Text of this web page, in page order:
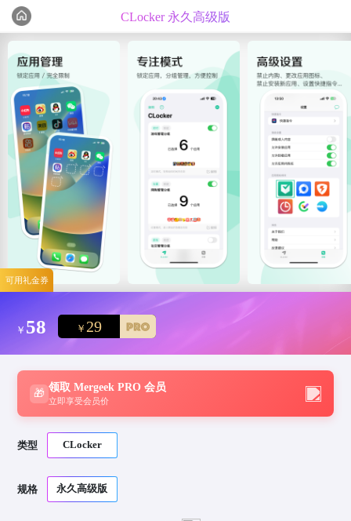
可用礼金券
CLocker 永久高级版
编辑心选 精选测评
￥ 58 ￥ 29
🎁
领取 Mergeek PRO 会员
立即享受会员价
类型 CLocker
规格 永久高级版